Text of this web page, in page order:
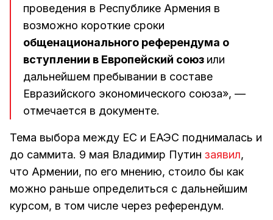
проведения в Республике Армения в
возможно короткие сроки
общенационального референдума о
вступлении в Европейский союз или
дальнейшем пребывании в составе
Евразийского экономического союза», —
отмечается в документе.
Тема выбора между ЕС и ЕАЭС поднималась и
до саммита. 9 мая Владимир Путин заявил,
что Армении, по его мнению, стоило бы как
можно раньше определиться с дальнейшим
курсом, в том числе через референдум.